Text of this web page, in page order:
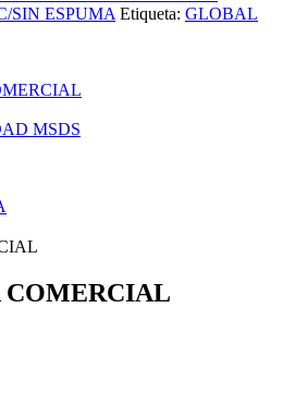
SIN ESPUMA Etiqueta: GLOBAL
MSDS
COMERCIAL